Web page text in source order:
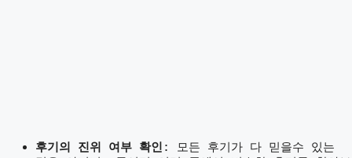
후기의 진위 여부 확인 : 모든 후기가 다 믿을수 있는